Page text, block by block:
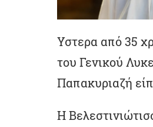
Υστερα από 35
του Γενικού
Παπακυριαζή
Η